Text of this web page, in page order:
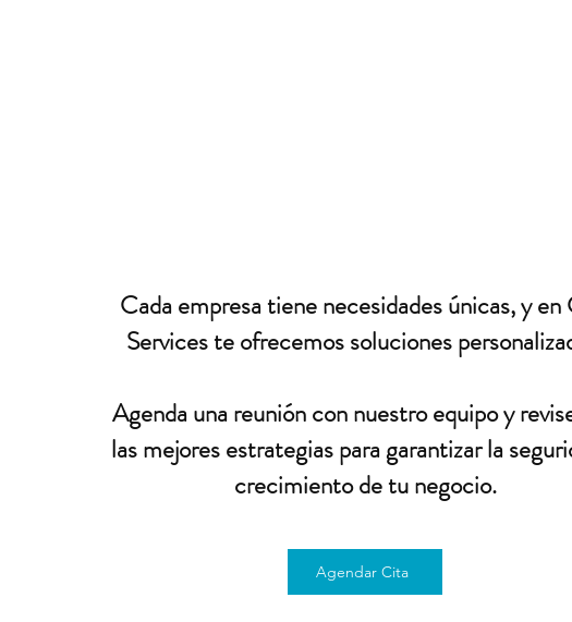
Cada empresa tiene necesidades únicas, y en
Services te ofrecemos soluciones
Agenda una reunión con nuestro equipo y
las mejores estrategias para garantizar la
crecimiento de tu negocio.
Agendar Cita